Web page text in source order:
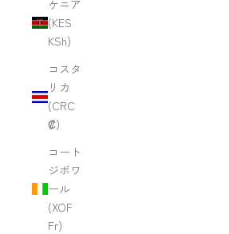
ケニア
(KES
KSh)
コスタ
リカ
(CRC
₡)
コート
ジボワ
ール
(XOF
Fr)